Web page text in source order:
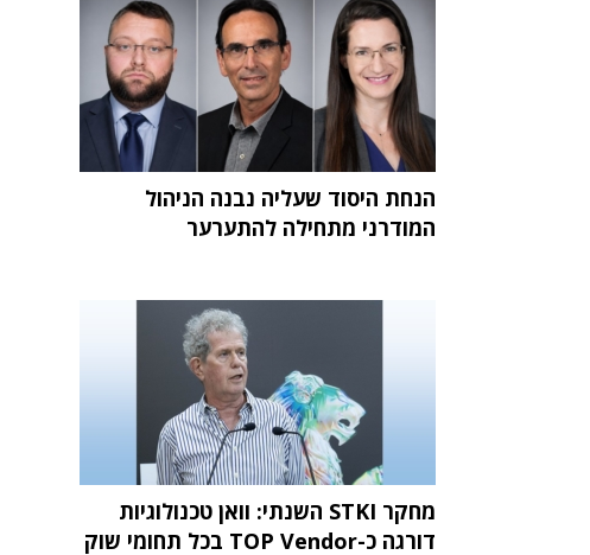
הנחת היסוד שעליה נבנה הניהול
המודרני מתחילה להתערער
מחקר STKI השנתי: וואן טכנולוגיות
דורגה כ-TOP Vendor בכל תחומי שוק